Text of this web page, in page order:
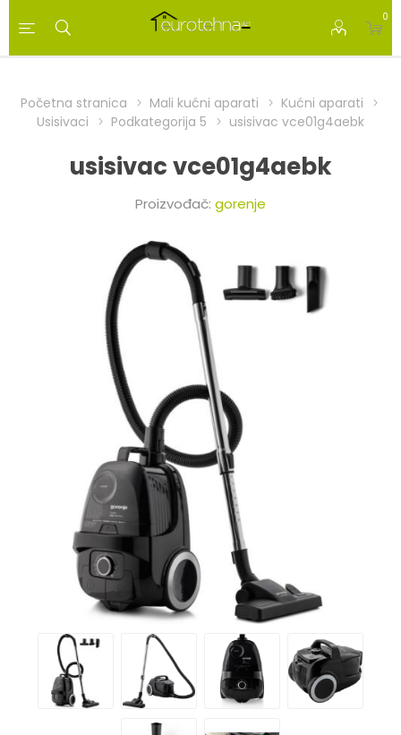
0
Početna stranica Mali kućni aparati
Kućni aparati
Usisivaci
Podkategorija 5 usisivac vce01g4aebk
usisivac vce01g4aebk
Proizvođač: gorenje